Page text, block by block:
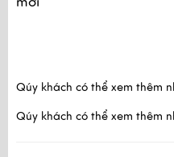
Qúy khách có thể xem thêm
Qúy khách có thể xem thêm